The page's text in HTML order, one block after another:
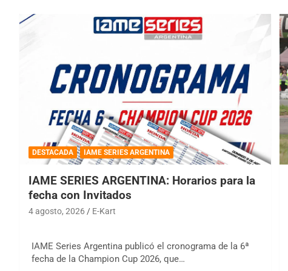
DESTACADA IAME SERIES ARGENTINA
IAME SERIES ARGENTINA: Horarios para la
fecha con Invitados
4 agosto, 2026 E-Kart
IAME Series Argentina publicó el cronograma de la 6ª
fecha de la Champion Cup 2026, que…